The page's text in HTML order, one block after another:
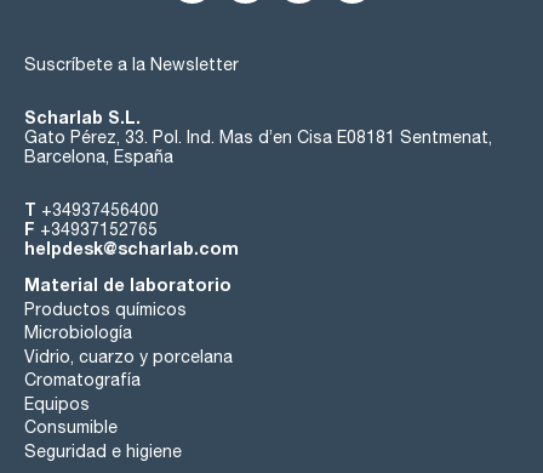
Suscríbete a la Newsletter
Scharlab S.L.
Gato Pérez, 33. Pol. Ind. Mas d’en Cisa E08181 Sentmenat,
Barcelona, España
T +34937456400
F +34937152765
helpdesk@scharlab.com
Material de laboratorio
Productos químicos
Microbiología
Vidrio, cuarzo y porcelana
Cromatografía
Equipos
Consumible
Seguridad e higiene